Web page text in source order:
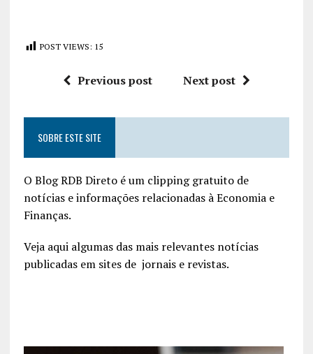
POST VIEWS: 15
Previous post Next post
SOBRE ESTE SITE
O Blog RDB Direto é um clipping gratuito de
notícias e informações relacionadas à Economia e
Finanças.
Veja aqui algumas das mais relevantes notícias
publicadas em sites de jornais e revistas.